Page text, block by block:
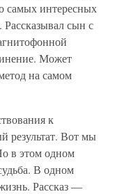
самых интересных
сын с
Может
на самом
к
результат. Вот мы
в этом одном
В одном
Рассказ —